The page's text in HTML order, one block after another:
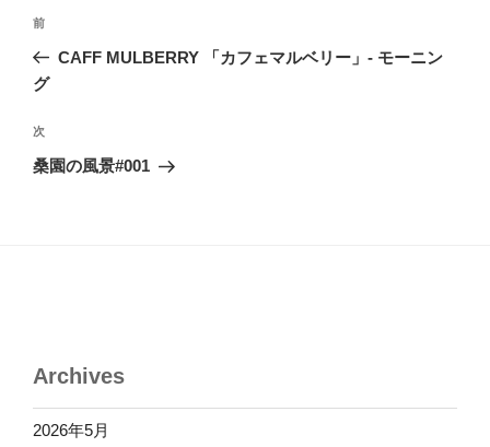
投
ナ
ゲ
ー
前
の
投
前
CAFF MULBERRY 「カフェマルベリー」- モーニン
グ
次
の
次
桑園の風景#001
Archives
2026年5月